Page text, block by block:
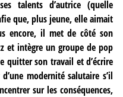
talents d’autrice (quelle
que, plus jeune, elle aimait
encore, il met de côté son
et intègre un groupe de pop
quitter son travail et d’écrire
modernité salutaire s’il
sur les conséquences,